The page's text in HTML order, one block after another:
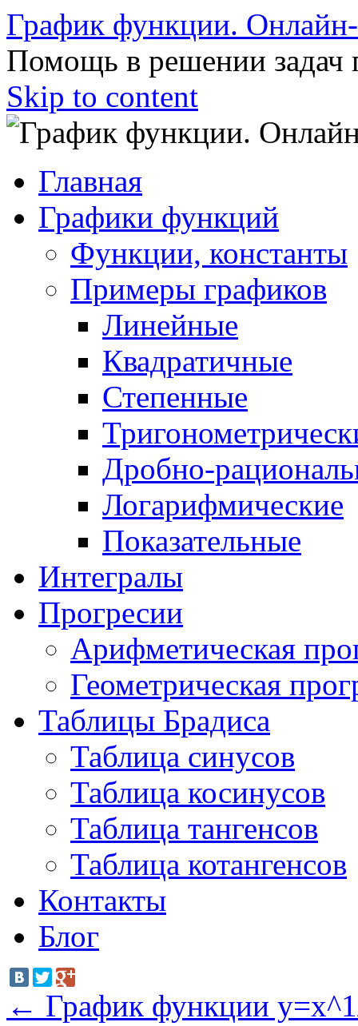
График функции.
Помощь в решении задач
Skip to content
Главная
Графики функций
Функции, константы
Примеры графиков
Линейные
Квадратичные
Степенные
Дробно-
Логарифмические
Показательные
Интегралы
Прогресии
Арифметическая
Геометрическая
Таблицы Брадиса
Таблица синусов
Таблица косинусов
Таблица тангенсов
Таблица котангенсов
Контакты
Блог
← График функции